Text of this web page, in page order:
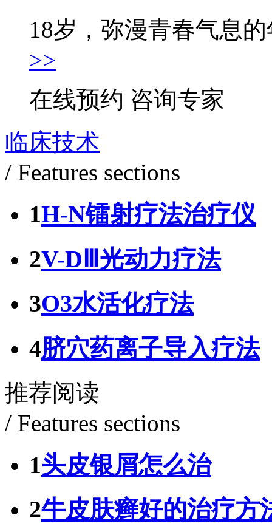
18岁，弥漫青春气息
>>
在线预约 咨询专家
临床技术
/ Features sections
1H-N镭射疗法治疗仪
2V-DⅢ光动力疗法
3O3水活化疗法
4脐穴药离子导入疗法
推荐阅读
/ Features sections
1头皮银屑怎么治
2牛皮肤癣好的治疗方